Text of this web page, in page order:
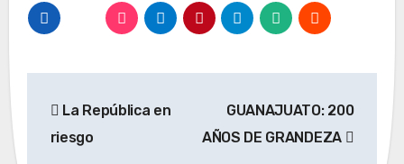
de
La República en
riesgo
GUANAJUATO: 200
AÑOS DE GRANDEZA